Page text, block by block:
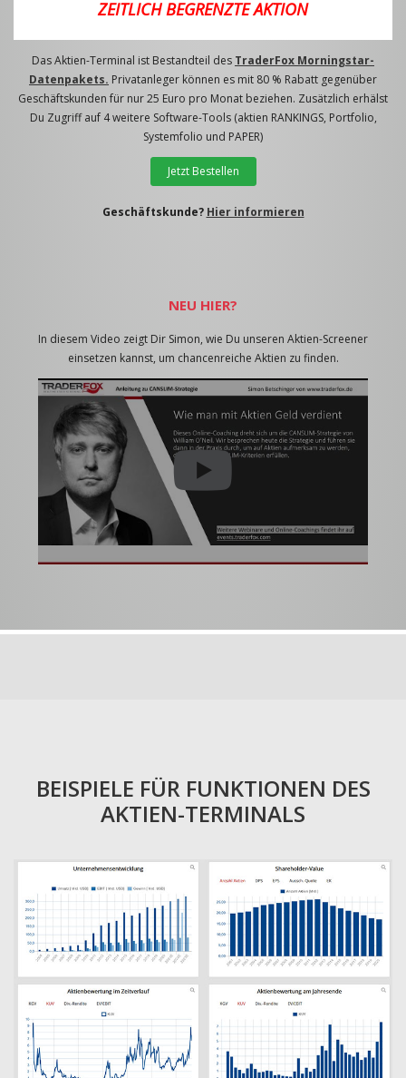
ZEITLICH BEGRENZTE AKTION
Das Aktien-Terminal ist Bestandteil des TraderFox Morningstar-
Datenpakets. Privatanleger können es mit 80 % Rabatt gegenüber
Geschäftskunden für nur 25 Euro pro Monat beziehen. Zusätzlich erhälst
Du Zugriff auf 4 weitere Software-Tools (aktien RANKINGS, Portfolio,
Systemfolio und PAPER)
Jetzt Bestellen
Geschäftskunde? Hier informieren
NEU HIER?
In diesem Video zeigt Dir Simon, wie Du unseren Aktien-Screener
einsetzen kannst, um chancenreiche Aktien zu finden.
BEISPIELE FÜR FUNKTIONEN DES
AKTIEN-TERMINALS